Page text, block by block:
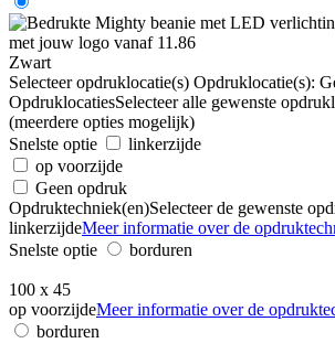
Zwart
Selecteer opdruklocatie(s) Opdruklocatie(s):
OpdruklocatiesSelecteer alle gewenste
(meerdere opties mogelijk)
Snelste optie
linkerzijde
op voorzijde
Geen opdruk
Opdruktechniek(en)Selecteer de gewenste
linkerzijdeMeer informatie over de
Snelste optie
borduren
100 x 45
op voorzijdeMeer informatie over de
borduren